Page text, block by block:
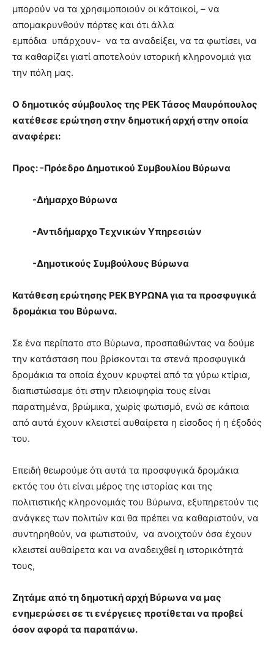
μπορούν να τα χρησιμοποιούν οι κάτοικοί, – να
απομακρυνθούν πόρτες και ότι άλλα
εμπόδια υπάρχουν- να τα αναδείξει, να τα φωτίσει, να
τα καθαρίζει γιατί αποτελούν ιστορική κληρονομιά για
την πόλη μας.
Ο δημοτικός σύμβουλος της ΡΕΚ Τάσος Μαυρόπουλος
κατέθεσε ερώτηση στην δημοτική αρχή στην οποία
αναφέρει:
Προς: -Πρόεδρο Δημοτικού Συμβουλίου Βύρωνα
-Δήμαρχο Βύρωνα
-Αντιδήμαρχο Τεχνικών Υπηρεσιών
-Δημοτικούς Συμβούλους Βύρωνα
Κατάθεση ερώτησης ΡΕΚ ΒΥΡΩΝΑ για τα προσφυγικά
δρομάκια του Βύρωνα.
Σε ένα περίπατο στο Βύρωνα, προσπαθώντας να δούμε
την κατάσταση που βρίσκονται τα στενά προσφυγικά
δρομάκια τα οποία έχουν κρυφτεί από τα γύρω κτίρια,
διαπιστώσαμε ότι στην πλειοψηφία τους είναι
παρατημένα, βρώμικα, χωρίς φωτισμό, ενώ σε κάποια
από αυτά έχουν κλειστεί αυθαίρετα η είσοδος ή η έξοδός
του.
Επειδή θεωρούμε ότι αυτά τα προσφυγικά δρομάκια
εκτός του ότι είναι μέρος της ιστορίας και της
πολιτιστικής κληρονομιάς του Βύρωνα, εξυπηρετούν τις
ανάγκες των πολιτών και θα πρέπει να καθαριστούν, να
συντηρηθούν, να φωτιστούν, να ανοιχτούν όσα έχουν
κλειστεί αυθαίρετα και να αναδειχθεί η ιστορικότητά
τους,
Ζητάμε από τη δημοτική αρχή Βύρωνα να μας
ενημερώσει σε τι ενέργειες προτίθεται να προβεί
όσον αφορά τα παραπάνω.